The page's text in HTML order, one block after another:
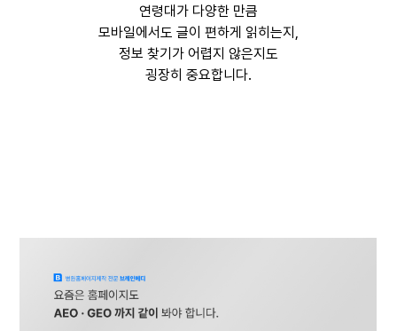
연령대가 다양한 만큼
모바일에서도 글이 편하게 읽히는지,
정보 찾기가 어렵지 않은지도
굉장히 중요합니다.